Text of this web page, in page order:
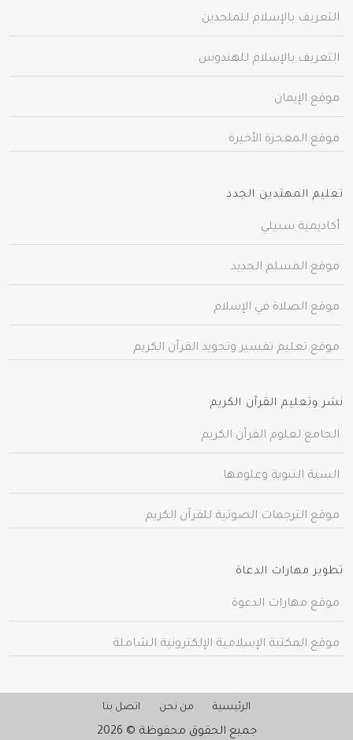
التعريف بالإسلام للملحدين
التعريف بالإسلام للهندوس
موقع الإيمان
موقع المعجزة الأخيرة
تعليم المهتدين الجدد
أكاديمية سبيلي
موقع المسلم الجديد
موقع الصلاة في الإسلام
موقع تعليم تفسير وتجويد القرآن الكريم
نشر وتعليم القرآن الكريم
الجامع لعلوم القرآن الكريم
السنة النبوية وعلومها
موقع الترجمات الصوتية للقرآن الكريم
تطوير مهارات الدعاة
موقع مهارات الدعوة
موقع المكتبة الإسلامية الإلكترونية الشاملة
الرئيسية من نحن اتصل بنا
جميع الحقوق محفوظة © 2026